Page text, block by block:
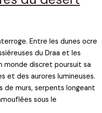
Entre les dunes ocre
du Draa et les
monde discret poursuit sa
et des aurores lumineuses.
de murs, serpents longeant
sous le